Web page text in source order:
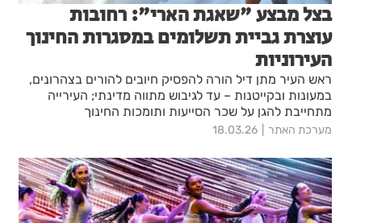
בצל מבצע "שאגת הארי": רחובות
עוצרת גביית תשלומים במסגרות החינוך
העירוניות
ראש העיר מתן דיל הורה להפסיק חיובים להורים בצהרונים,
במעונות ובקייטנות – עד לגיבוש מתווה מדינתי; העירייה
מתחייבת להגן על שכר הסייעות ותומכות החינוך
מערכת האתר 18.03.26